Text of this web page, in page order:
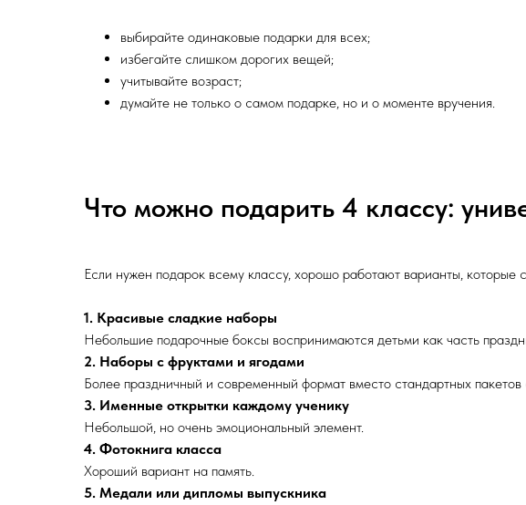
выбирайте одинаковые подарки для всех;
избегайте слишком дорогих вещей;
учитывайте возраст;
думайте не только о самом подарке, но и о моменте вручения.
Что можно подарить 4 классу:
Если нужен подарок всему классу, хорошо работают варианты,
1. Красивые сладкие наборы
Небольшие подарочные боксы воспринимаются детьми как часть
2. Наборы с фруктами и ягодами
Более праздничный и современный формат вместо стандартных пакетов
3. Именные открытки каждому ученику
Небольшой, но очень эмоциональный элемент.
4. Фотокнига класса
Хороший вариант на память.
5. Медали или дипломы выпускника